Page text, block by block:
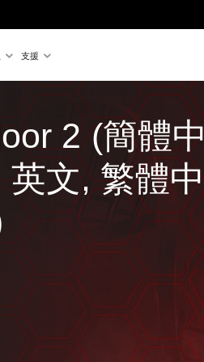
支援
2 (簡體中
英文, 繁體中